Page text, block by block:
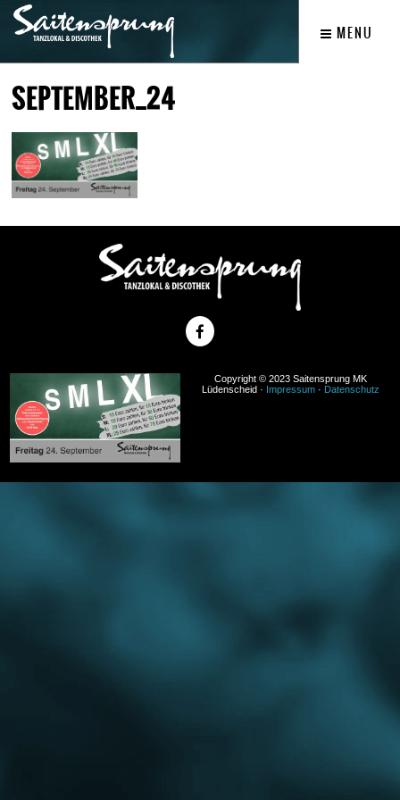
MENU
SEPTEMBER_24
Copyright © 2023 Saitensprung MK
Lüdenscheid · Impressum · Datenschutz